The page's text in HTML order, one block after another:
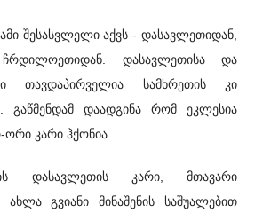
შესასვლელი აქვს - დასავლეთიდან,
დასავლეთისა და
თავდაპირველია სამხრეთის კი
გაწმენდამ დაადგინა რომ ეკლესია
კარი ჰქონია.
დასავლეთის კარი, მთავარი
გვიანი მინაშენის საშუალებით